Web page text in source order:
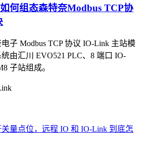
何组态森特奈Modbus TCP协
子 Modbus TCP 协议 IO-Link 主站模
由汇川 EVO521 PLC、8 端口 IO-
子站组成。